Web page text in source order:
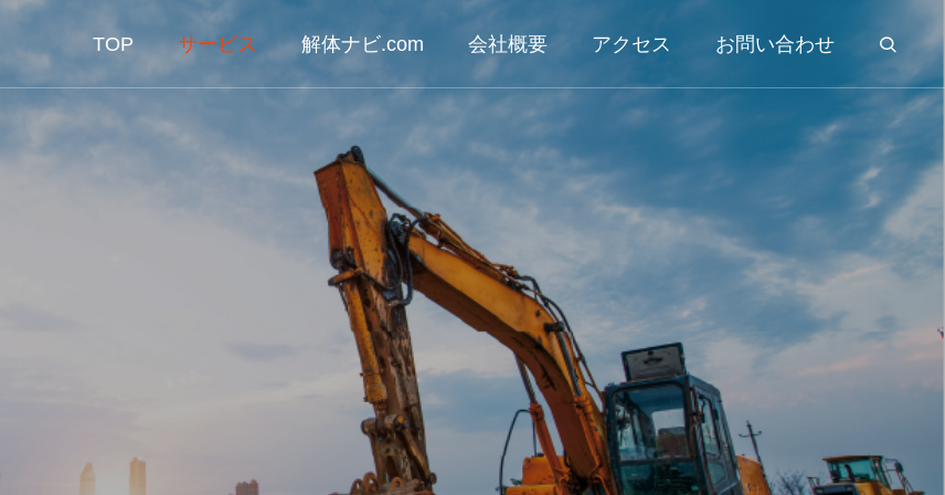
TOP サービス 解体ナビ.com 会社概要 アクセス お問い合わせ